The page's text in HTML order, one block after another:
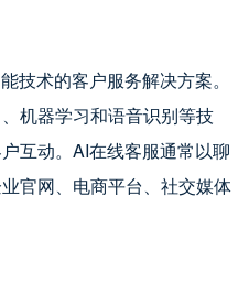
技术的客户服务解决方案。
机器学习和语音识别等技
互动。AI在线客服通常以聊
官网、电商平台、社交媒体